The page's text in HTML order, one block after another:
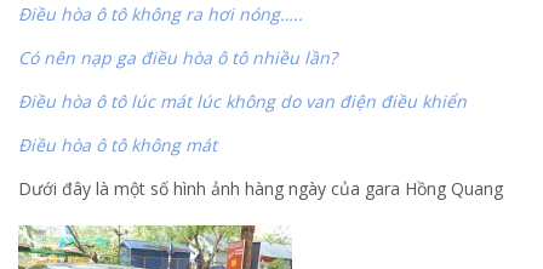
Điều hòa ô tô không ra hơi nóng…..
Có nên nạp ga điều hòa ô tô nhiều lần?
Điều hòa ô tô lúc mát lúc không do van điện điều khiển
Điều hòa ô tô không mát
Dưới đây là một số hình ảnh hàng ngày của gara Hồng Quang